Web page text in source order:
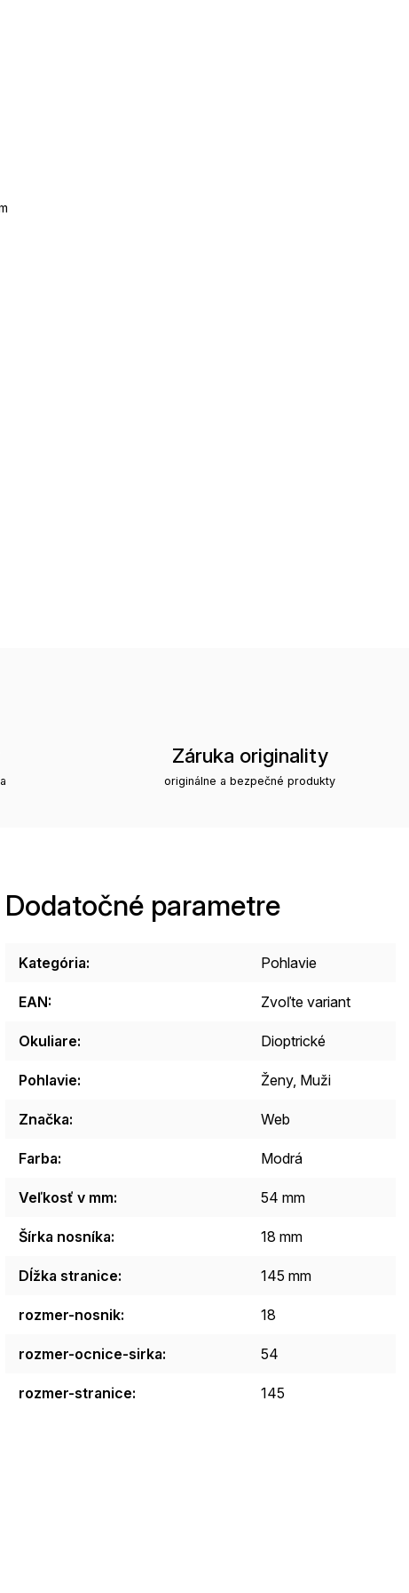
Záruka originality
originálne a bezpečné produkty
Dodatočné parametre
Kategória: Pohlavie
EAN: Zvoľte variant
Okuliare: Dioptrické
Pohlavie: Ženy, Muži
Značka: Web
Farba: Modrá
Veľkosť v mm: 54 mm
Šírka nosníka: 18 mm
Dĺžka stranice: 145 mm
rozmer-nosnik: 18
rozmer-ocnice-sirka: 54
rozmer-stranice: 145